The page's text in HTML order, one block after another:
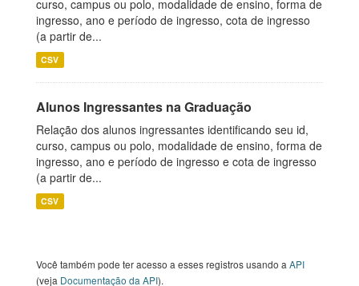
curso, campus ou polo, modalidade de ensino, forma de
ingresso, ano e período de ingresso, cota de ingresso
(a partir de...
CSV
Alunos Ingressantes na Graduação
Relação dos alunos ingressantes identificando seu id,
curso, campus ou polo, modalidade de ensino, forma de
ingresso, ano e período de ingresso e cota de ingresso
(a partir de...
CSV
Você também pode ter acesso a esses registros usando a API
(veja Documentação da API).